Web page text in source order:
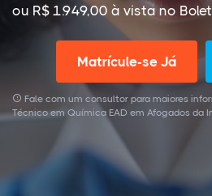
ou R$ 1.949,00 à vista no
Matrícule-se Já
Fale com um consultor para maiores
Técnico em Química EAD em Afogados da